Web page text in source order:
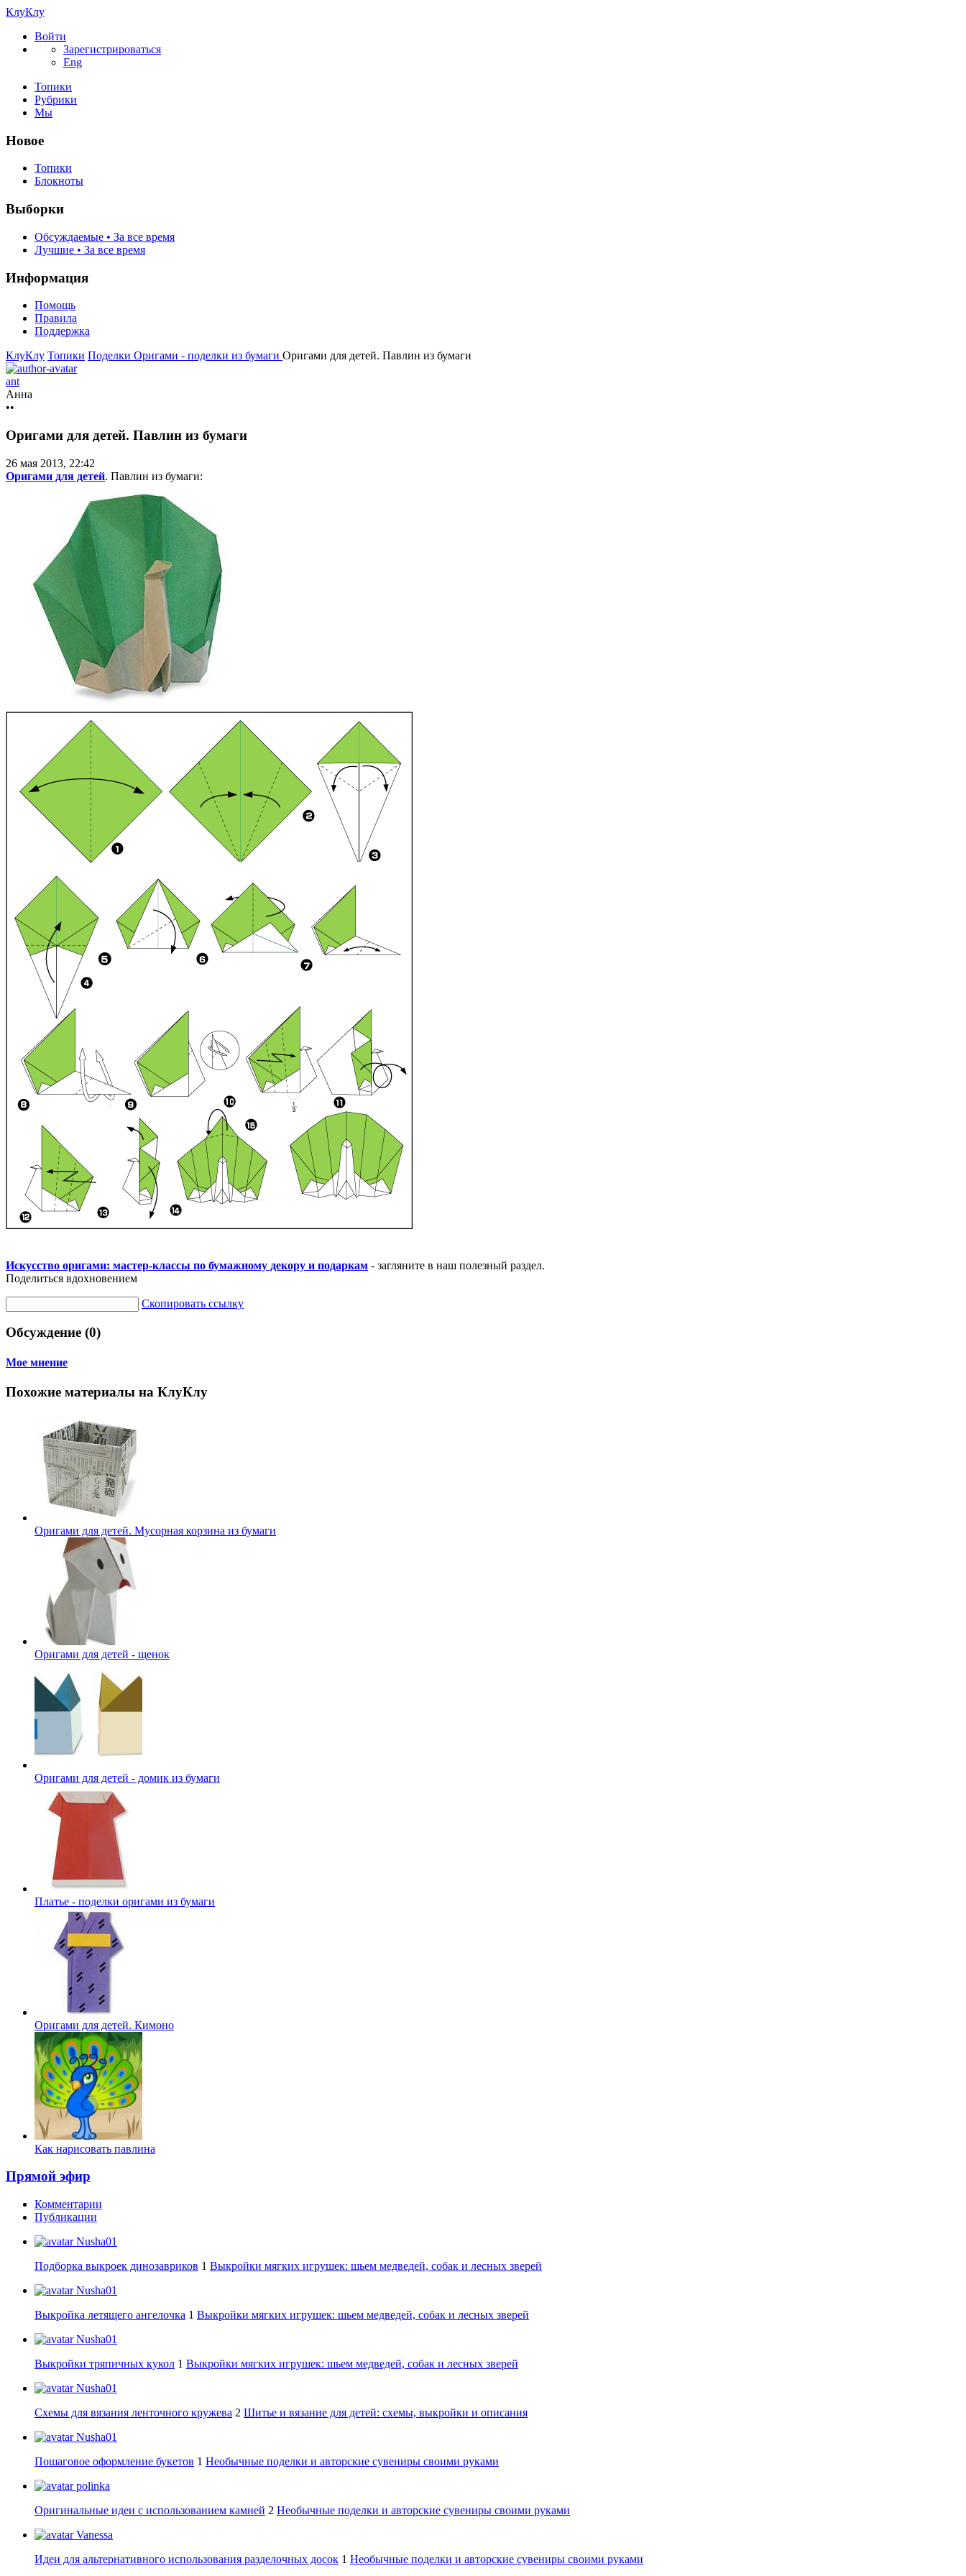
КлуКлу
Войти
Зарегистрироваться
Eng
Топики
Рубрики
Мы
Новое
Топики
Блокноты
Выборки
Обсуждаемые • За все время
Лучшие • За все время
Информация
Помощь
Правила
Поддержка
КлуКлу Топики Поделки Оригами - поделки из бумаги Оригами для детей. Павлин из бумаги
ant
Анна
••
Оригами для детей. Павлин из бумаги
26 мая 2013, 22:42
Оригами для детей. Павлин из бумаги:
Искусство оригами: мастер-классы по бумажному декору и подаркам - загляните в наш полезный раздел.
Поделиться вдохновением
Скопировать ссылку
Обсуждение (0)
Мое мнение
Похожие материалы на КлуКлу
Оригами для детей. Мусорная корзина из бумаги
Оригами для детей - щенок
Оригами для детей - домик из бумаги
Платье - поделки оригами из бумаги
Оригами для детей. Кимоно
Как нарисовать павлина
Прямой эфир
Комментарии
Публикации
Nusha01
Подборка выкроек динозавриков 1 Выкройки мягких игрушек: шьем медведей, собак и лесных зверей
Nusha01
Выкройка летящего ангелочка 1 Выкройки мягких игрушек: шьем медведей, собак и лесных зверей
Nusha01
Выкройки тряпичных кукол 1 Выкройки мягких игрушек: шьем медведей, собак и лесных зверей
Nusha01
Схемы для вязания ленточного кружева 2 Шитье и вязание для детей: схемы, выкройки и описания
Nusha01
Пошаговое оформление букетов 1 Необычные поделки и авторские сувениры своими руками
polinka
Оригинальные идеи с использованием камней 2 Необычные поделки и авторские сувениры своими руками
Vanessa
Идеи для альтернативного использования разделочных досок 1 Необычные поделки и авторские сувениры своими руками